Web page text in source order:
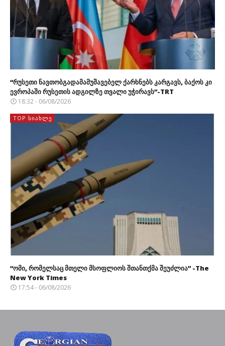
“რუსეთი ნავთობგადამამუშავებელ ქარხნებს კარგავს, ბაქოს კი
ევროპაში რუსეთის ადგილზე თვალი უჭირავს”-TRT
18:32 - 06/08/2026
TOP ᲡᲘᲐᲮᲚᲔ
“ომი, რომელსაც მთელი მსოფლიოს შთანთქმა შეუძლია” -The
New York Times
17:54 - 06/08/2026